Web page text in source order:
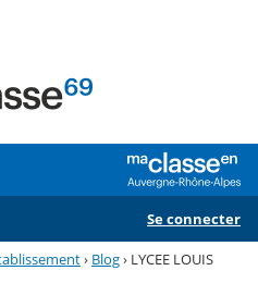
Se connecter
› Blog› LYCEE LOUIS